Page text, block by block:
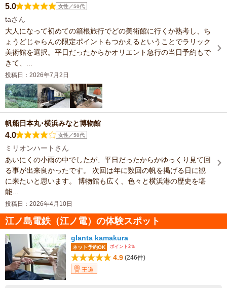
5.0 女性／50代
taさん
大人になって初めての箱根旅行でどの美術館に行くか熟考し、ち
ょうどじゃらんの限定ポイントもつかえるということでラリック
美術館を選択。平日だったからかオリエント急行の当日予約もで
きて、...
投稿日：2026年7月2日
帆船日本丸･横浜みなと博物館
4.0 女性／50代
ミリオンハートさん
あいにくの小雨の中でしたが、平日だったからかゆっくり見て回
る事が出来良かったです。 次回は年に数回の帆を掲げる日に観
に来たいと思います。 博物館も広く、色々と横浜港の歴史を堪
能...
投稿日：2026年4月10日
江ノ島電鉄（江ノ電）の体験スポット
glanta kamakura
ネット予約OK ポイント2％
4.9 (246件)
王道